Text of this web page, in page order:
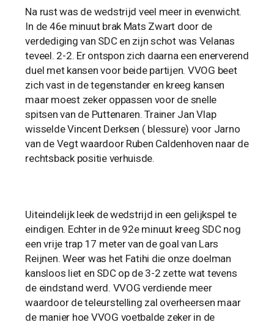
Na rust was de wedstrijd veel meer in evenwicht.
In de 46e minuut brak Mats Zwart door de
verdediging van SDC en zijn schot was Velanas
teveel. 2-2. Er ontspon zich daarna een enerverend
duel met kansen voor beide partijen. VVOG beet
zich vast in de tegenstander en kreeg kansen
maar moest zeker oppassen voor de snelle
spitsen van de Puttenaren. Trainer Jan Vlap
wisselde Vincent Derksen ( blessure) voor Jarno
van de Vegt waardoor Ruben Caldenhoven naar de
rechtsback positie verhuisde.
Uiteindelijk leek de wedstrijd in een gelijkspel te
eindigen. Echter in de 92e minuut kreeg SDC nog
een vrije trap 17 meter van de goal van Lars
Reijnen. Weer was het Fatihi die onze doelman
kansloos liet en SDC op de 3-2 zette wat tevens
de eindstand werd. VVOG verdiende meer
waardoor de teleurstelling zal overheersen maar
de manier hoe VVOG voetbalde zeker in de